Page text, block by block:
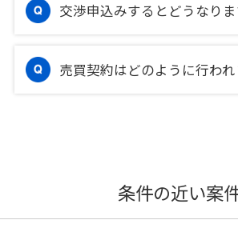
交渉申込みするとどうなりま
売買契約はどのように行われ
条件の近い案